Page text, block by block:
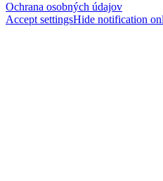
Ochrana osobných údajov
Accept settingsHide notification